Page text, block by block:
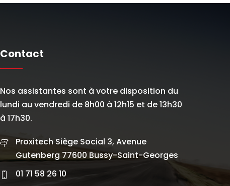
Contact
Nos assistantes sont à votre disposition du
lundi au vendredi de 8h00 à 12h15 et de 13h30
à 17h30.
Proxitech Siège Social 3, Avenue
Gutenberg 77600 Bussy-Saint-Georges
01 71 58 26 10